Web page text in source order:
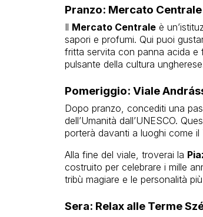
Pranzo: Mercato
Il Mercato Centraleè
sapori e profumi. Qui puoi
fritta servita con panna acida e
pulsante della cultura
Pomeriggio: Viale
Dopo pranzo, concediti una
dell’Umanità dall’UNESCO.
porterà davanti a luoghi come il
Alla fine del viale, troverai la
costruito per celebrare i mille
tribù magiare e le personalità
Sera: Relax alle Terme